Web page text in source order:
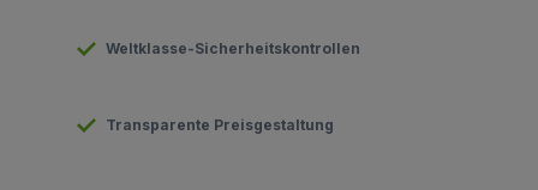
Weltklasse-Sicherheitskontrollen
Transparente Preisgestaltung